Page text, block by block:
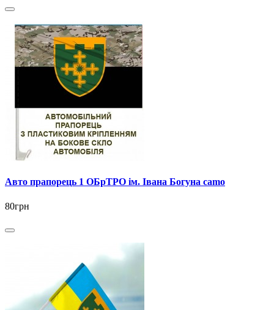
Авто прапорець 1 ОБрТРО ім. Івана Богуна camo
80грн